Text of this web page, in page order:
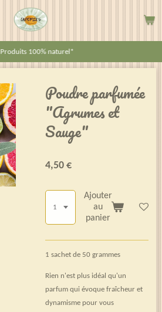
Produits 100% naturel*
Poudre parfumée
"Agrumes et
Sauge"
4,50 €
Ajouter
au
panier
1 sachet de 50 grammes
Rien n'est plus idéal qu'un
parfum qui évoque fraîcheur et
dynamisme pour vous